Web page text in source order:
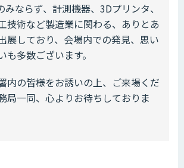
ならず、計測機器、3Dプリンタ、
技術など製造業に関わる、ありとあ
展しており、会場内での発見、思い
も多数ございます。
内の皆様をお誘いの上、ご来場くだ
局一同、心よりお待ちしておりま